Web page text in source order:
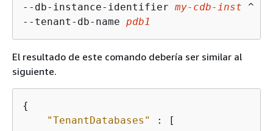
--db-instance-identifier my-cdb-inst ^
--tenant-db-name pdb1
El resultado de este comando debería ser similar al
siguiente.
{
"TenantDatabases"
: [